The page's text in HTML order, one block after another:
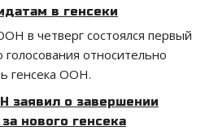
в генсеки
в четверг состоялся первый
относительно
генсека ООН.
заявил о завершении
нового генсека